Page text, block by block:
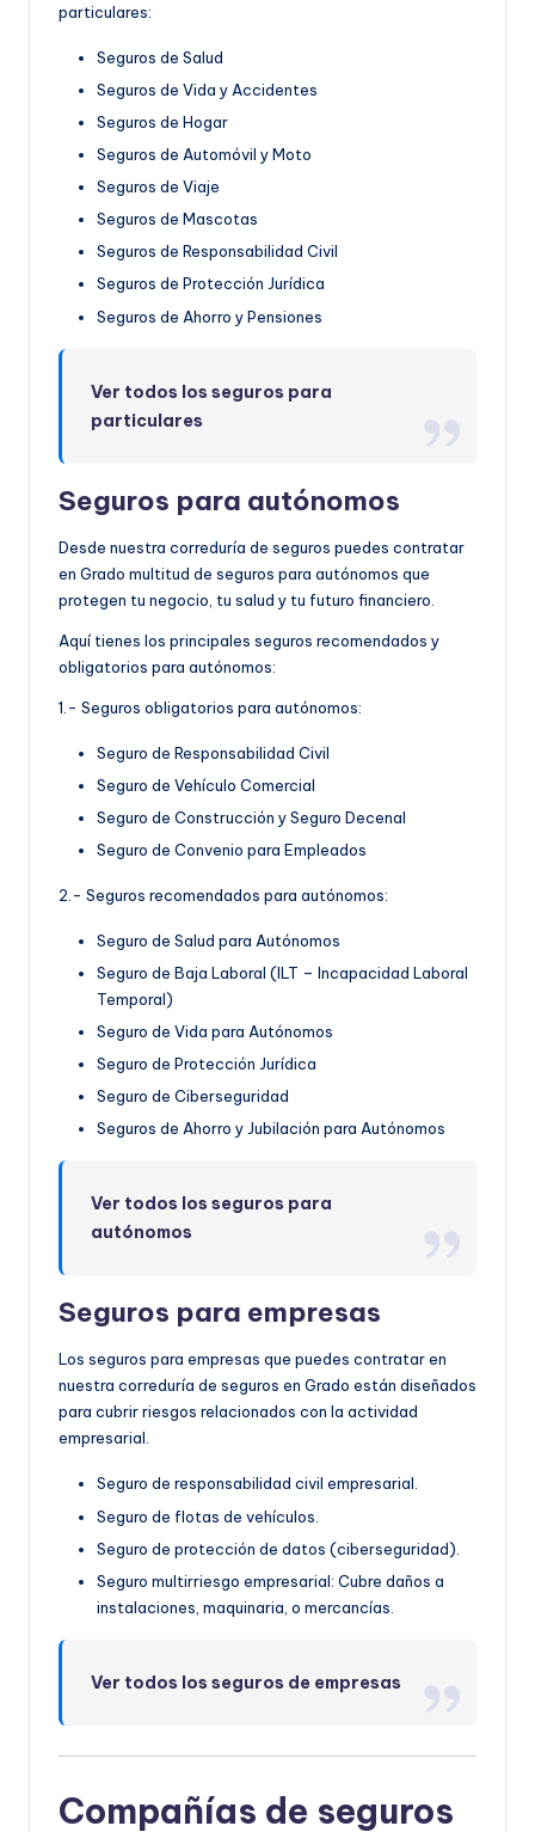
particulares:
Seguros de Salud
Seguros de Vida y Accidentes
Seguros de Hogar
Seguros de Automóvil y Moto
Seguros de Viaje
Seguros de Mascotas
Seguros de Responsabilidad Civil
Seguros de Protección Jurídica
Seguros de Ahorro y Pensiones
Ver todos los seguros para
particulares
Seguros para autónomos
Desde nuestra correduría de seguros puedes contratar
en Grado multitud de seguros para autónomos que
protegen tu negocio, tu salud y tu futuro financiero.
Aquí tienes los principales seguros recomendados y
obligatorios para autónomos:
1.- Seguros obligatorios para autónomos:
Seguro de Responsabilidad Civil
Seguro de Vehículo Comercial
Seguro de Construcción y Seguro Decenal
Seguro de Convenio para Empleados
2.- Seguros recomendados para autónomos:
Seguro de Salud para Autónomos
Seguro de Baja Laboral (ILT – Incapacidad Laboral
Temporal)
Seguro de Vida para Autónomos
Seguro de Protección Jurídica
Seguro de Ciberseguridad
Seguros de Ahorro y Jubilación para Autónomos
Ver todos los seguros para
autónomos
Seguros para empresas
Los seguros para empresas que puedes contratar en
nuestra correduría de seguros en Grado están diseñados
para cubrir riesgos relacionados con la actividad
empresarial.
Seguro de responsabilidad civil empresarial.
Seguro de flotas de vehículos.
Seguro de protección de datos (ciberseguridad).
Seguro multirriesgo empresarial: Cubre daños a
instalaciones, maquinaria, o mercancías.
Ver todos los seguros de empresas
Compañías de seguros